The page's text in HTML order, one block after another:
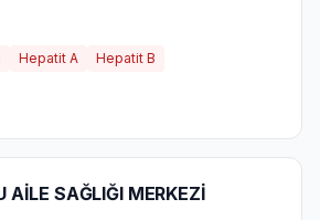
Hepatit A Hepatit B
AİLE SAĞLIĞI MERKEZİ